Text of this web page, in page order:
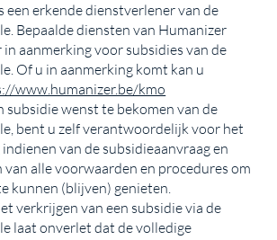
een erkende dienstverlener van de
Bepaalde diensten van Humanizer
aanmerking voor subsidies van de
Of u in aanmerking komt kan u
www.humanizer.be/kmo
subsidie wenst te bekomen van de
bent u zelf verantwoordelijk voor het
van de subsidieaanvraag en
alle voorwaarden en procedures om
kunnen (blijven) genieten.
verkrijgen van een subsidie via de
laat onverlet dat de volledige